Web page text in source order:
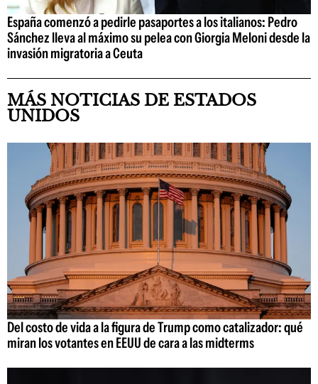
España comenzó a pedirle pasaportes a los italianos: Pedro
Sánchez lleva al máximo su pelea con Giorgia Meloni desde la
invasión migratoria a Ceuta
MÁS NOTICIAS DE ESTADOS
UNIDOS
Del costo de vida a la figura de Trump como catalizador: qué
miran los votantes en EEUU de cara a las midterms